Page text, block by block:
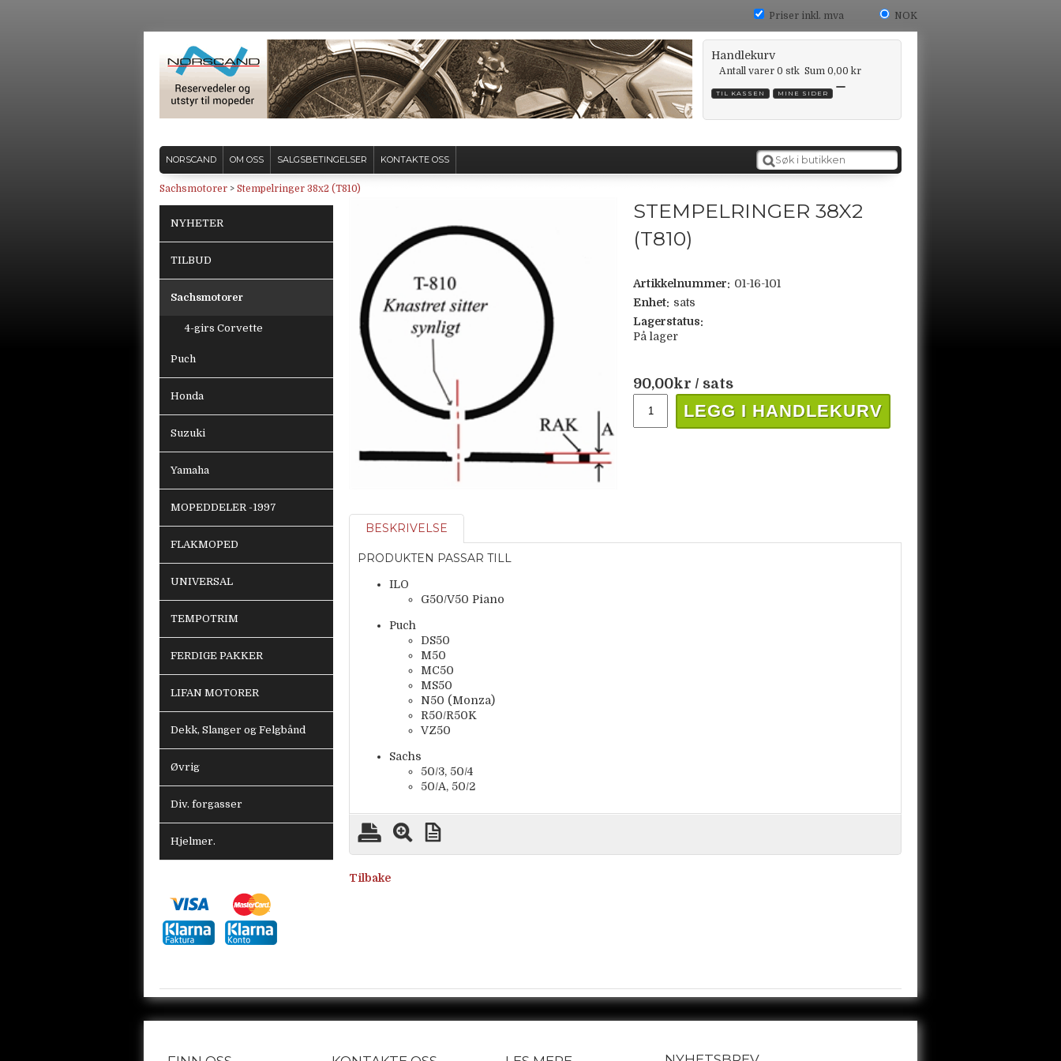
NOK
Priser inkl. mva
Handlekurv
Antall varer 0 stk Sum 0,00 kr
TIL KASSEN MINE SIDER
NORSCAND OM OSS SALGSBETINGELSER KONTAKTE OSS
Sachsmotorer > Stempelringer 38x2 (T810)
NYHETER
TILBUD
Sachsmotorer
4-girs Corvette
Puch
Honda
Suzuki
Yamaha
MOPEDDELER -1997
FLAKMOPED
UNIVERSAL
TEMPOTRIM
FERDIGE PAKKER
LIFAN MOTORER
Dekk, Slanger og Felgbånd
Øvrig
Div. forgasser
Hjelmer.
STEMPELRINGER 38X2
(T810)
Artikkelnummer: 01-16-101
Enhet: sats
Lagerstatus:
På lager
90,00kr / sats
LEGG I HANDLEKURV
BESKRIVELSE
PRODUKTEN PASSAR TILL
ILO
G50/V50 Piano
Puch
DS50
M50
MC50
MS50
N50 (Monza)
R50/R50K
VZ50
Sachs
50/3, 50/4
50/A, 50/2
Tilbake